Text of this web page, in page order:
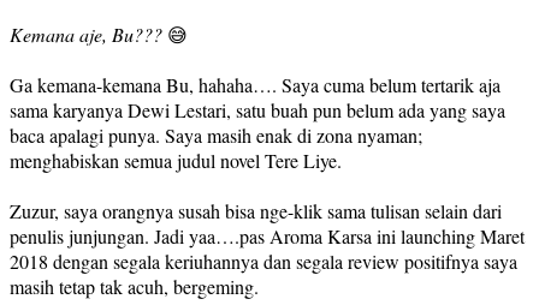
Kemana aje, Bu??? 😅
Ga kemana-kemana Bu, hahaha…. Saya cuma belum tertarik aja
sama karyanya Dewi Lestari, satu buah pun belum ada yang saya
baca apalagi punya. Saya masih enak di zona nyaman;
menghabiskan semua judul novel Tere Liye.
Zuzur, saya orangnya susah bisa nge-klik sama tulisan selain dari
penulis junjungan. Jadi yaa….pas Aroma Karsa ini launching Maret
2018 dengan segala keriuhannya dan segala review positifnya saya
masih tetap tak acuh, bergeming.